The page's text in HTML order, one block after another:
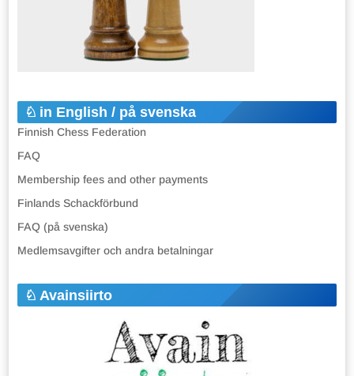
in English / på svenska
Finnish Chess Federation
FAQ
Membership fees and other payments
Finlands Schackförbund
FAQ (på svenska)
Medlemsavgifter och andra betalningar
Avainsiirto